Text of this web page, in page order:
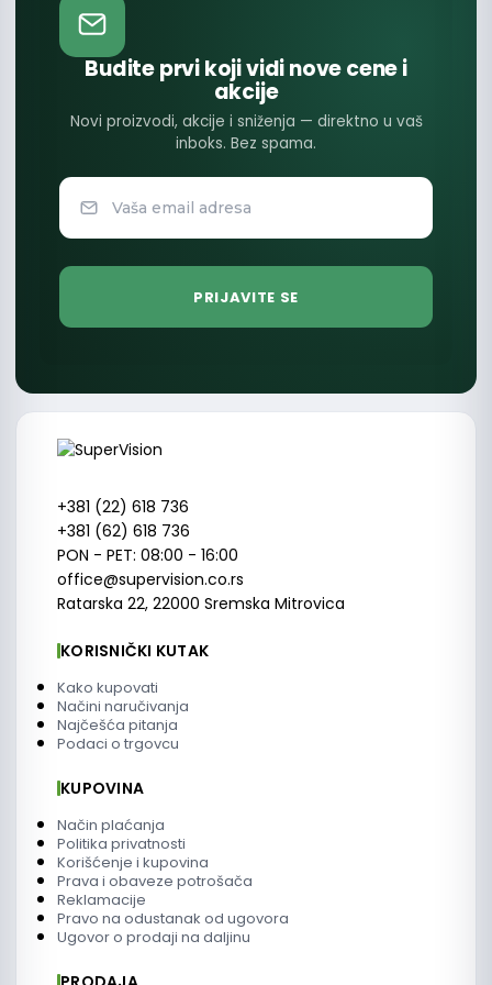
Budite prvi koji vidi nove cene i
akcije
Novi proizvodi, akcije i sniženja — direktno u vaš
inboks. Bez spama.
+381 (22) 618 736
+381 (62) 618 736
PON - PET: 08:00 - 16:00
office@supervision.co.rs
Ratarska 22, 22000 Sremska Mitrovica
KORISNIČKI KUTAK
Kako kupovati
Načini naručivanja
Najčešća pitanja
Podaci o trgovcu
KUPOVINA
Način plaćanja
Politika privatnosti
Korišćenje i kupovina
Prava i obaveze potrošača
Reklamacije
Pravo na odustanak od ugovora
Ugovor o prodaji na daljinu